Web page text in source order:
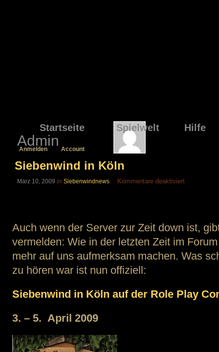
Startseite Spielwelt Hilfe
Admin
Anmelden Account
Siebenwind in Köln
März 10, 2009 in Siebenwindnews Kommentare deaktiviertfür
Auch wenn der Server zur Zeit down ist,
vermelden: Wie in der letzten Zeit im
mehr auf uns aufmerksam machen. Was
zu hören war ist nun offiziell:
Siebenwind in Köln auf der Role Play
3. – 5. April 2009